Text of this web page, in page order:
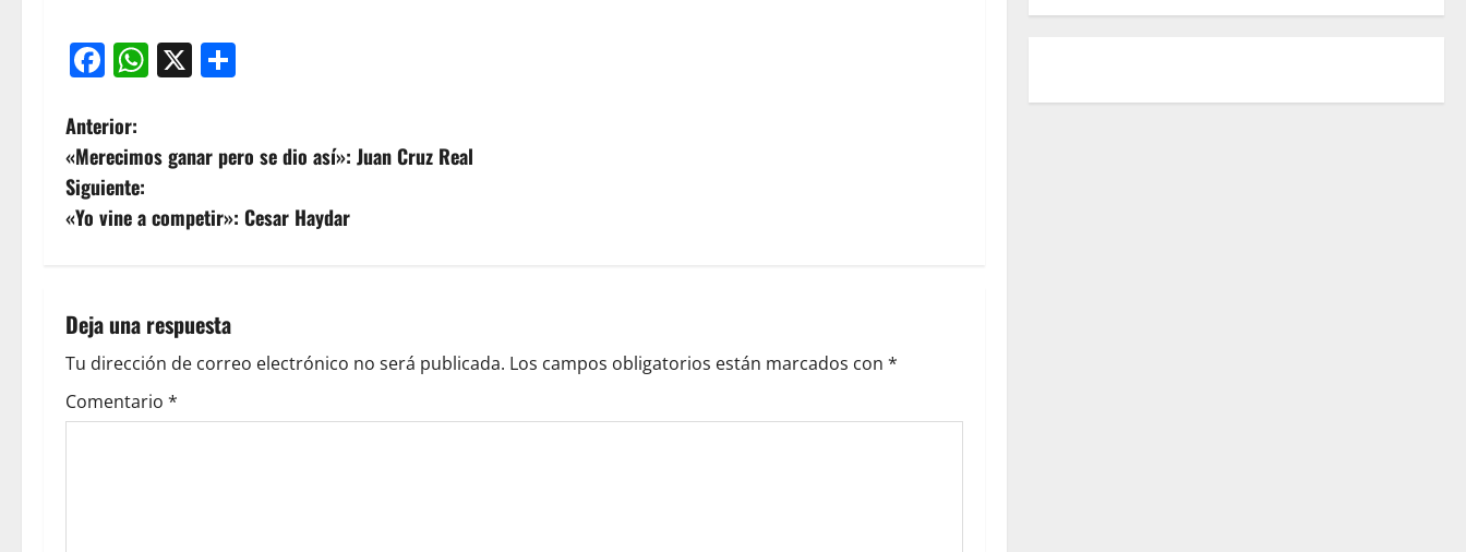
Facebook
WhatsApp
X
Anterior:
«Merecimos ganar pero se dio así»: Juan Cruz Real
Siguiente:
«Yo vine a competir»: Cesar Haydar
Deja una respuesta
Tu dirección de correo electrónico no será publicada. Los campos obligatorios están marcados con *
Comentario *